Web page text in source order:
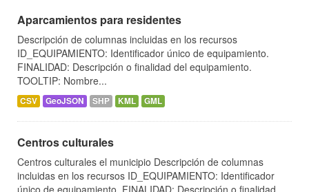
Aparcamientos para residentes
Descripción de columnas incluidas en los recursos
ID_EQUIPAMIENTO: Identificador único de equipamiento.
FINALIDAD: Descripción o finalidad del equipamiento.
TOOLTIP: Nombre...
CSV GeoJSON SHP KML GML
Centros culturales
Centros culturales el municipio Descripción de columnas
incluidas en los recursos ID_EQUIPAMIENTO: Identificador